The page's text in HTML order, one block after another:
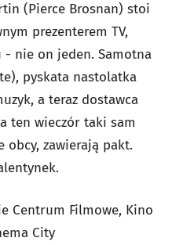
(Pierce Brosnan) stoi
prezenterem TV,
- nie on jeden. Samotna
pyskata nastolatka
a teraz dostawca
ten wieczór taki sam
obcy, zawierają pakt.
Centrum Filmowe, Kino
City